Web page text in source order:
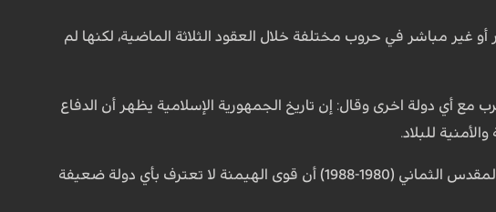
أو غير مباشر في حروب مختلفة خلال العقود الثلاثة الماضية، لكنها لم
أي دولة اخرى وقال: إن تاريخ الجمهورية الإسلامية يظهر أن الدفاع
للبلاد.
وقال: إن القوات المسلحة للجمهورية الإسلامية تعلمت من تجربة سنوات الدفاع المقدس الثماني (1980-1988) أن قوى الهيمنة لا تعترف بأي دولة ضعيفة